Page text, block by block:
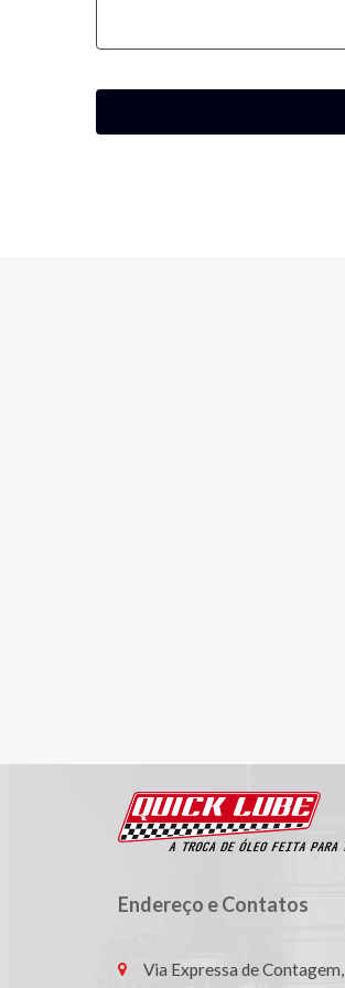
Endereço e Contatos
Via Expressa de Contagem,